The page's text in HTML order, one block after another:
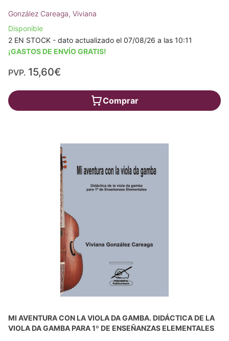
González Careaga, Viviana
Disponible
2 EN STOCK - dato actualizado el 07/08/26 a las 10:11
¡GASTOS DE ENVÍO GRATIS!
PVP. 15,60€
Comprar
MI AVENTURA CON LA VIOLA DA GAMBA. DIDÁCTICA DE LA
VIOLA DA GAMBA PARA 1º DE ENSEÑANZAS ELEMENTALES